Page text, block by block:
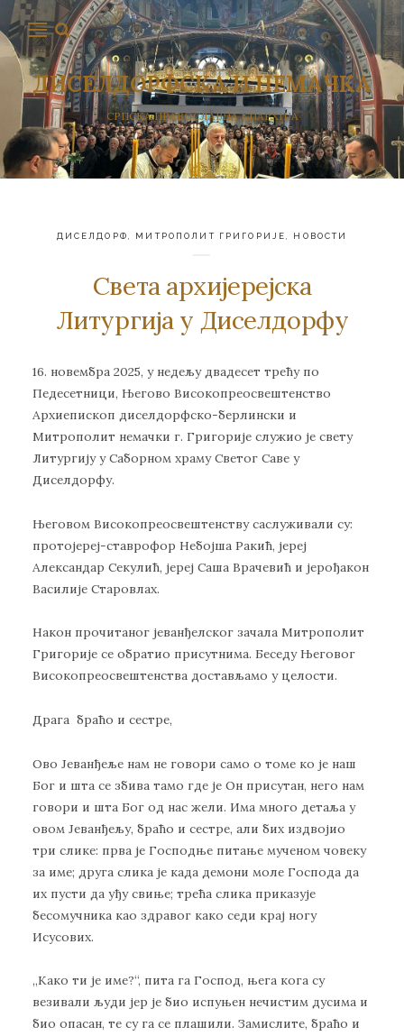
ДИСЕЛДОРФСКА И НЕМАЧКА
СРПСКА ПРАВОСЛАВНА ЕПАРХИЈА
ДИСЕЛДОРФ МИТРОПОЛИТ ГРИГОРИЈЕ НОВОСТИ
Света архијерејска
Литургија у Диселдорфу
16. новембра 2025, у недељу двадесет трећу по
Педесетници, Његово Високопреосвештенство
Архиепископ диселдорфско-берлински и
Митрополит немачки г. Григорије служио је свету
Литургију у Саборном храму Светог Саве у
Диселдорфу.
Његовом Високопреосвештенству саслуживали су:
протојереј-ставрофор Небојша Ракић, јереј
Александар Секулић, јереј Саша Врачевић и јерођакон
Василије Старовлах.
Након прочитаног јеванђелског зачала Митрополит
Григорије се обратио присутнима. Беседу Његовог
Високопреосвештенства достављамо у целости.
Драга браћо и сестре,
Ово Јеванђеље нам не говори само о томе ко је наш
Бог и шта се збива тамо где је Он присутан, него нам
говори и шта Бог од нас жели. Има много детаља у
овом Јеванђељу, браћо и сестре, али бих издвојио
три слике: прва је Господње питање мученом човеку
за име; друга слика је када демони моле Господа да
их пусти да уђу свиње; трећа слика приказује
бесомучника као здравог како седи крај ногу
Исусових.
„Како ти је име?“, пита га Господ, њега кога су
везивали људи јер је био испуњен нечистим дусима и
био опасан, те су га се плашили. Замислите, браћо и